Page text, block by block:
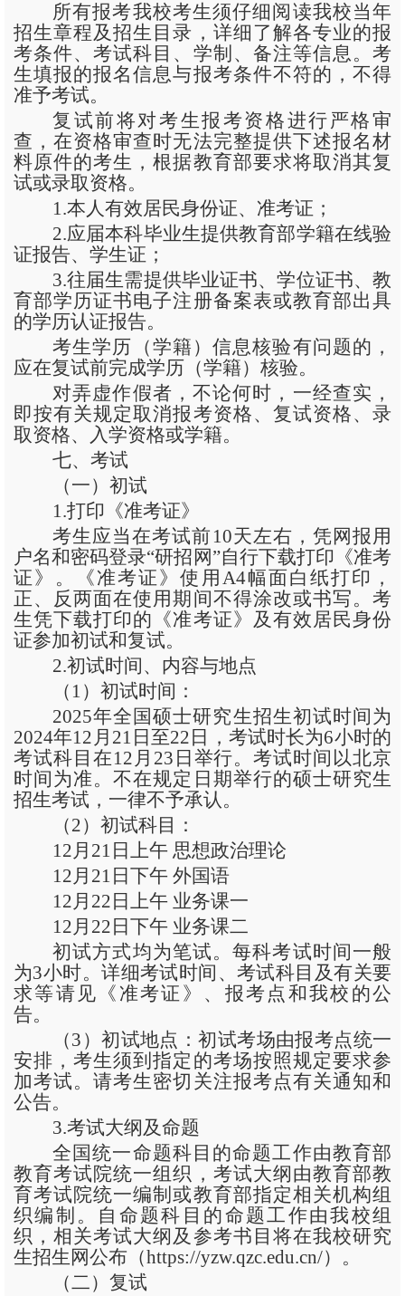
所有报考我校考生须仔细阅读我校当年
招生章程及招生目录，详细了解各专业的报
考条件、考试科目、学制、备注等信息。考
生填报的报名信息与报考条件不符的，不得
准予考试。
复试前将对考生报考资格进行严格审
查，在资格审查时无法完整提供下述报名材
料原件的考生，根据教育部要求将取消其复
试或录取资格。
1.本人有效居民身份证、准考证；
2.应届本科毕业生提供教育部学籍在线验
证报告、学生证；
3.往届生需提供毕业证书、学位证书、教
育部学历证书电子注册备案表或教育部出具
的学历认证报告。
考生学历（学籍）信息核验有问题的，
应在复试前完成学历（学籍）核验。
对弄虚作假者，不论何时，一经查实，
即按有关规定取消报考资格、复试资格、录
取资格、入学资格或学籍。
七、考试
（一）初试
1.打印《准考证》
考生应当在考试前 10天左右，凭网报用
户名和密码登录“研招网”自行下载打印《准考
证》。《准考证》使用A4幅面白纸打印，
正、反两面在使用期间不得涂改或书写。考
生凭下载打印的《准考证》及有效居民身份
证参加初试和复试。
2.初试时间、内容与地点
（ 1）初试时间：
2025年全国硕士研究生招生初试时间为
2024年12月21日至22日，考试时长为6小时的
考试科目在12月23日举行。考试时间以北京
时间为准。不在规定日期举行的硕士研究生
招生考试，一律不予承认。
（2）初试科目：
12月21日上午 思想政治理论
12月21日下午 外国语
12月22日上午 业务课一
12月22日下午 业务课二
初试方式均为笔试。每科考试时间一般
为3小时。详细考试时间、考试科目及有关要
求等请见《准考证》、报考点和我校的公
告。
（3）初试地点：初试考场由报考点统一
安排，考生须到指定的考场按照规定要求参
加考试。请考生密切关注报考点有关通知和
公告。
3.考试大纲及命题
全国统一命题科目的命题工作由教育部
教育考试院统一组织，考试大纲由教育部教
育考试院统一编制或教育部指定相关机构组
织编制。自命题科目的命题工作由我校组
织，相关考试大纲及参考书目将在我校研究
生招生网公布（https://yzw.qzc.edu.cn/）。
（二）复试